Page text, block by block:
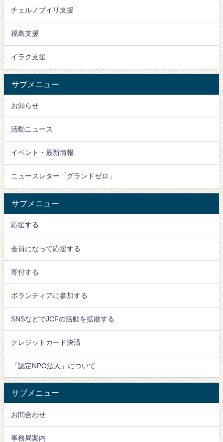
チェルノブイリ支援
福島支援
イラク支援
サブメニュー
お知らせ
活動ニュース
イベント・最新情報
ニュースレター「グランドゼロ」
サブメニュー
応援する
会員になって応援する
寄付する
ボランティアに参加する
SNSなどでJCFの活動を拡散する
クレジットカード決済
「認定NPO法人」について
サブメニュー
お問合わせ
事務局案内